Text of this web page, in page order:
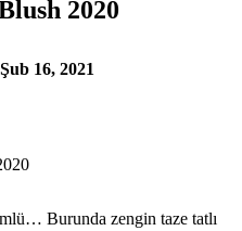
2020
Şub 16, 2021
Burunda zengin taze tatlı